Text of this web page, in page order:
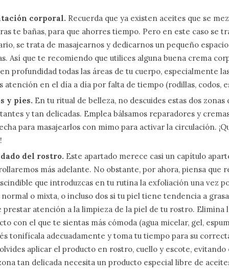
corporal. Recuerda que ya existen aceites que se
te bañas, para que ahorres tiempo. Pero en este caso se
se trata de masajearnos y dedicarnos un pequeño
Así que te recomiendo que utilices alguna buena crema
profundidad todas las áreas de tu cuerpo, especialmente
atención en el día a día por falta de tiempo (rodillas, codos,
y pies. En tu ritual de belleza, no descuides estas dos zonas
y tan delicadas. Emplea bálsamos reparadores y
para masajearlos con mimo para activar la circulación.
del rostro. Este apartado merece casi un capítulo
más adelante. No obstante, por ahora, piensa que
que introduzcas en tu rutina la exfoliación una vez
o mixta, o incluso dos si tu piel tiene tendencia a
prestar atención a la limpieza de la piel de tu rostro. Elimina
con el que te sientas más cómoda (agua micelar, gel,
tonifícala adecuadamente y toma tu tiempo para su
aplicar el producto en rostro, cuello y escote,
tan delicada necesita un producto especial libre de